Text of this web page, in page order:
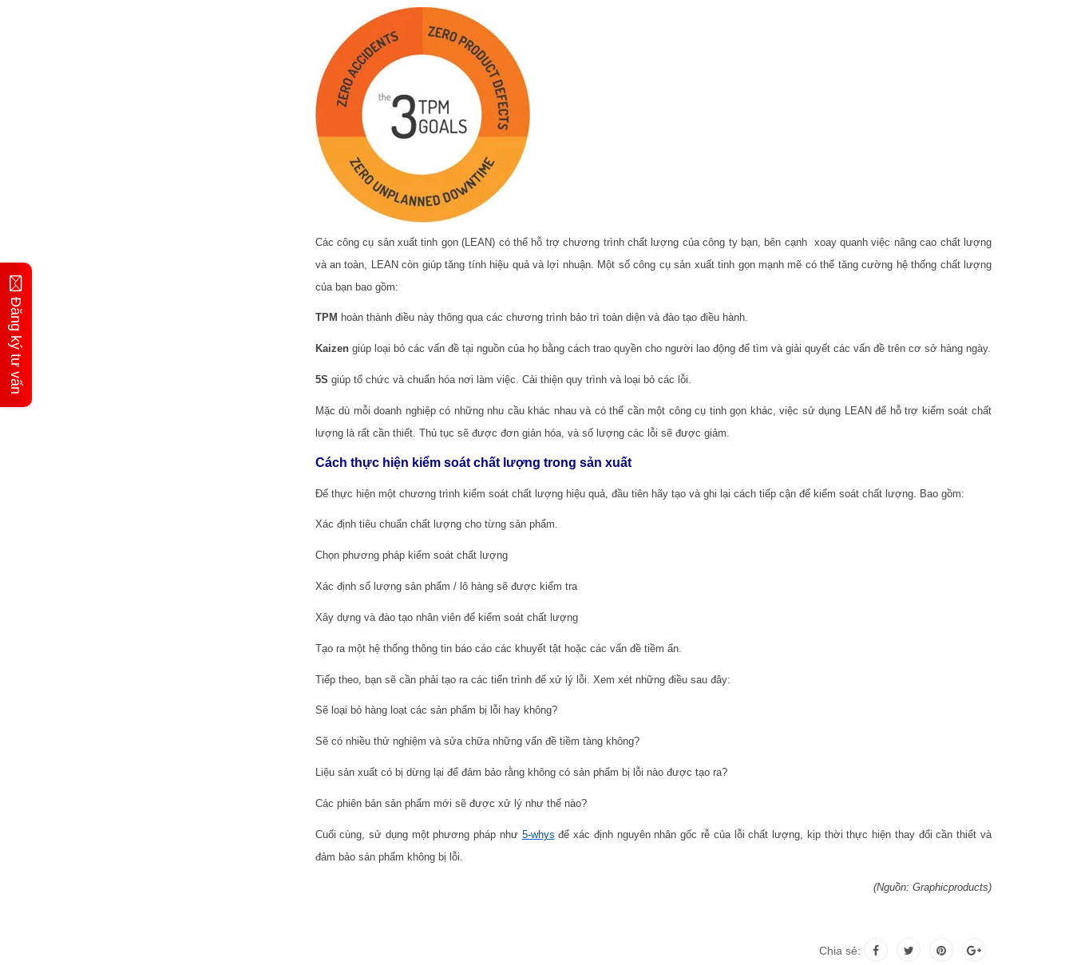
Các công cụ sản xuất tinh gọn (LEAN) có thể hỗ trợ chương trình chất lượng của công ty bạn, bên cạnh xoay quanh việc nâng cao chất lượng
và an toàn, LEAN còn giúp tăng tính hiệu quả và lợi nhuận. Một số công cụ sản xuất tinh gọn mạnh mẽ có thể tăng cường hệ thống chất lượng
của bạn bao gồm:
TPM hoàn thành điều này thông qua các chương trình bảo trì toàn diện và đào tạo điều hành.
Kaizengiúp loại bỏ các vấn đề tại nguồn của họ bằng cách trao quyền cho người lao động để tìm và giải quyết các vấn đề trên cơ sở hàng ngày.
5S giúp tổ chức và chuẩn hóa nơi làm việc. Cải thiện quy trình và loại bỏ các lỗi.
Mặc dù mỗi doanh nghiệp có những nhu cầu khác nhau và có thể cần một công cụ tinh gọn khác, việc sử dụng LEAN để hỗ trợ kiểm soát chất
lượng là rất cần thiết. Thủ tục sẽ được đơn giản hóa, và số lượng các lỗi sẽ được giảm.
Cách thực hiện kiểm soát chất lượng trong sản xuất
Để thực hiện một chương trình kiểm soát chất lượng hiệu quả, đầu tiên hãy tạo và ghi lại cách tiếp cận để kiểm soát chất lượng. Bao gồm:
Xác định tiêu chuẩn chất lượng cho từng sản phẩm.
Chọn phương pháp kiểm soát chất lượng
Xác định số lượng sản phẩm / lô hàng sẽ được kiểm tra
Xây dựng và đào tạo nhân viên để kiểm soát chất lượng
Tạo ra một hệ thống thông tin báo cáo các khuyết tật hoặc các vấn đề tiềm ẩn.
Tiếp theo, bạn sẽ cần phải tạo ra các tiến trình để xử lý lỗi. Xem xét những điều sau đây:
Sẽ loại bỏ hàng loạt các sản phẩm bị lỗi hay không?
Sẽ có nhiều thử nghiệm và sửa chữa những vấn đề tiềm tàng không?
Liệu sản xuất có bị dừng lại để đảm bảo rằng không có sản phẩm bị lỗi nào được tạo ra?
Các phiên bản sản phẩm mới sẽ được xử lý như thế nào?
Cuối cùng, sử dụng một phương pháp như 5-whys để xác định nguyên nhân gốc rễ của lỗi chất lượng, kịp thời thực hiện thay đổi cần thiết và
đảm bảo sản phẩm không bị lỗi.
(Nguồn: Graphicproducts)
Chia sẻ:
Đăng ký tư vấn